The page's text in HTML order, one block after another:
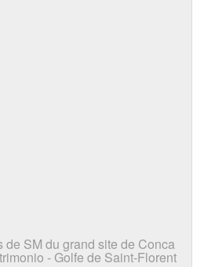
de SM du grand site de Conca
- Golfe de Saint-Florent